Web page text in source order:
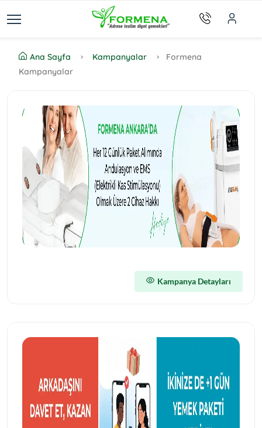
Ana Sayfa Kampanyalar
Formena
Kampanyalar
Kampanya Detayları